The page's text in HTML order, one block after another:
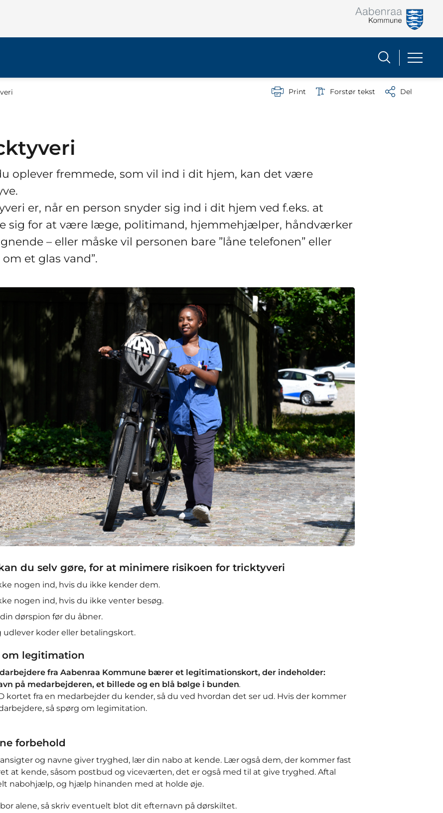
Print Forstør tekst Del
oplever fremmede, som vil ind i dit hjem, kan det være
er, når en person snyder sig ind i dit hjem ved f.eks. at
sig for at være læge, politimand, hjemmehjælper, håndværker
– eller måske vil personen bare ”låne telefonen” eller
om et glas vand”.
du selv gøre, for at minimere risikoen for tricktyveri
nogen ind, hvis du ikke kender dem.
nogen ind, hvis du ikke venter besøg.
dørspion før du åbner.
udlever koder eller betalingskort.
om legitimation
fra Aabenraa Kommune bærer et legitimationskort, der indeholder:
på medarbejderen, et billede og en blå bølge i bunden.
kortet fra en medarbejder du kender, så du ved hvordan det ser ud. Hvis der kommer
så spørg om legimitation.
forbehold
og navne giver tryghed, lær din nabo at kende. Lær også dem, der kommer fast
at kende, såsom postbud og viceværten, det er også med til at give tryghed. Aftal
nabohjælp, og hjælp hinanden med at holde øje.
alene, så skriv eventuelt blot dit efternavn på dørskiltet.